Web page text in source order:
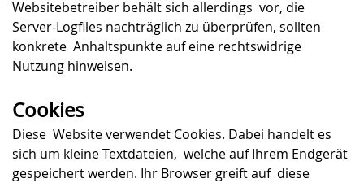
Websitebetreiber behält sich allerdings vor, die
Server-Logfiles nachträglich zu überprüfen, sollten
konkrete Anhaltspunkte auf eine rechtswidrige
Nutzung hinweisen.
Cookies
Diese Website verwendet Cookies. Dabei handelt es
sich um kleine Textdateien, welche auf Ihrem Endgerät
gespeichert werden. Ihr Browser greift auf diese